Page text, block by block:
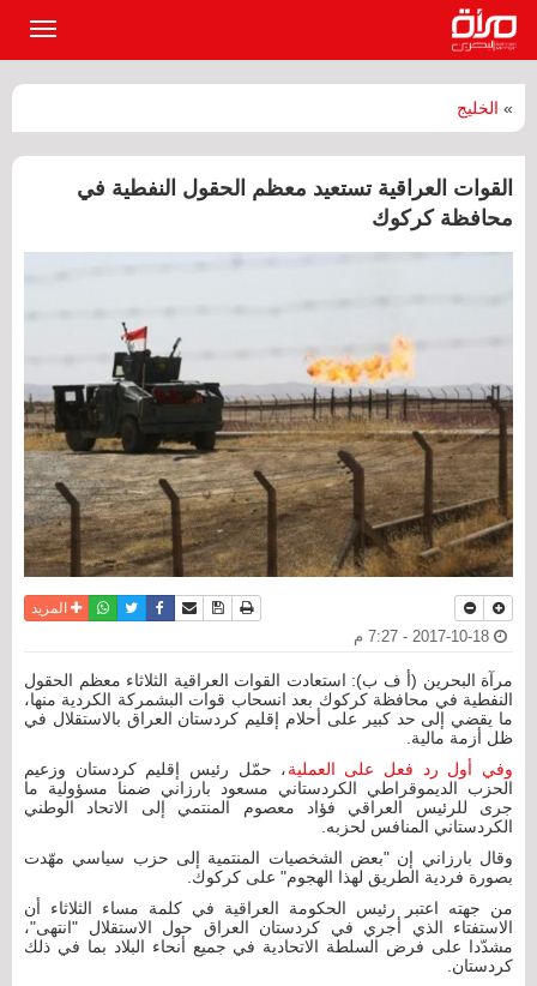
» الخليج
القوات العراقية تستعيد معظم الحقول النفطية في
محافظة كركوك
نسخة للطباعة
حفظ الموضوع
أرسل الى صديق
فيسبوكتويترواتسابالمزيد
مرآة البحرين (أ ف ب): استعادت القوات العراقية الثلاثاء معظم الحقول
النفطية في محافظة كركوك بعد انسحاب قوات البشمركة الكردية منها،
ما يقضي إلى حد كبير على أحلام إقليم كردستان العراق بالاستقلال في
ظل أزمة مالية.
وفي أول رد فعل على العملية، حمّل رئيس إقليم كردستان وزعيم
الحزب الديموقراطي الكردستاني مسعود بارزاني ضمنا مسؤولية ما
جرى للرئيس العراقي فؤاد معصوم المنتمي إلى الاتحاد الوطني
الكردستاني المنافس لحزبه.
وقال بارزاني إن "بعض الشخصيات المنتمية إلى حزب سياسي مهّدت
بصورة فردية الطريق لهذا الهجوم" على كركوك.
من جهته اعتبر رئيس الحكومة العراقية في كلمة مساء الثلاثاء أن
الاستفتاء الذي أجري في كردستان العراق حول الاستقلال "انتهى"،
مشدّدا على فرض السلطة الاتحادية في جميع أنحاء البلاد بما في ذلك
كردستان.